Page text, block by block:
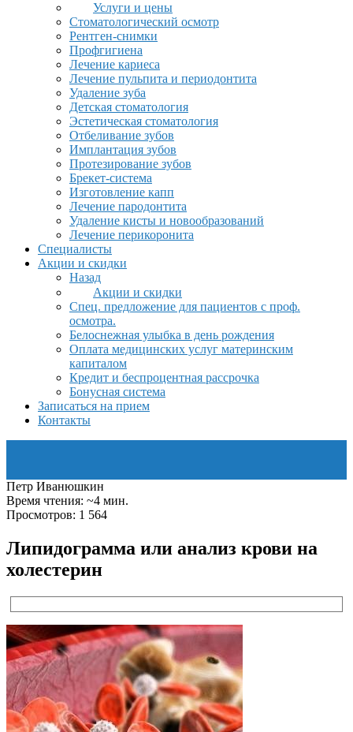
Услуги и цены
Стоматологический осмотр
Рентген-снимки
Профгигиена
Лечение кариеса
Лечение пульпита и периодонтита
Удаление зуба
Детская стоматология
Эстетическая стоматология
Отбеливание зубов
Имплантация зубов
Протезирование зубов
Брекет-система
Изготовление капп
Лечение пародонтита
Удаление кисты и новообразований
Лечение перикоронита
Специалисты
Акции и скидки
Назад
Акции и скидки
Спец. предложение для пациентов с проф.
осмотра.
Белоснежная улыбка в день рождения
Оплата медицинских услуг материнским
капиталом
Кредит и беспроцентная рассрочка
Бонусная система
Записаться на прием
Контакты
Петр Иванюшкин
Время чтения: ~4 мин.
Просмотров: 1 564
Липидограмма или анализ крови на
холестерин